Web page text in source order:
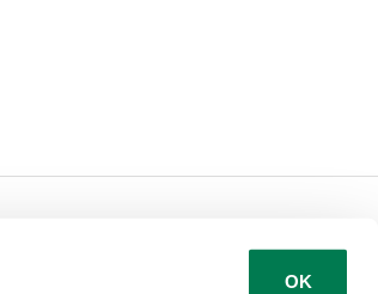
OK